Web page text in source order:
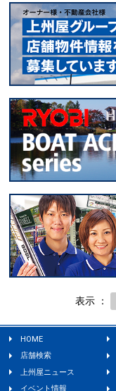
表示 ：
HOME
店舗検索
上州屋ニュース
イベント情報